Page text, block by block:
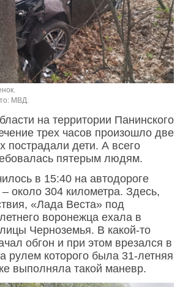
МВД.
на территории Панинского
трех часов произошло две
пострадали дети. А всего
пятерым людям.
в 15:40 на автодороге
около 304 километра. Здесь,
«Лада Веста» под
воронежца ехала в
Черноземья. В какой-то
обгон и при этом врезался в
рулем которого была 31-летняя
выполняла такой маневр.